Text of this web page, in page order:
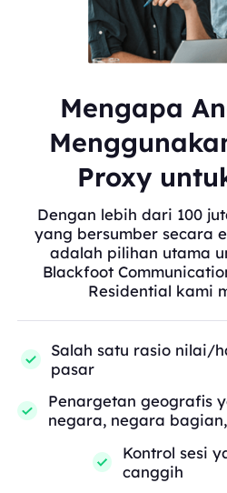
Mengapa
Proxy
Dengan lebih dari 100
yang bersumber secara
adalah pilihan utama
Blackfoot
Residential kami
Salah satu rasio nilai/
pasar
Penargetan geografis
negara, negara
Kontrol sesi
canggih